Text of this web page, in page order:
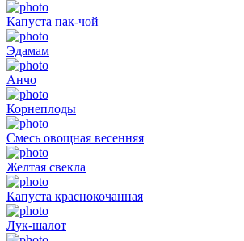
Капуста пак-чой
Эдамам
Анчо
Корнеплоды
Смесь овощная весенняя
Желтая свекла
Капуста краснокочанная
Лук-шалот